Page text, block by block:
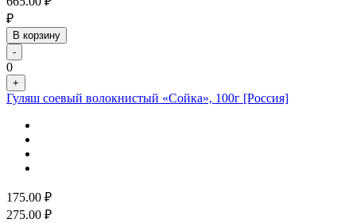
₽
В корзину
-
0
+
Гуляш соевый волокнистый «Сойка», 100г [Россия]
175.00 ₽
275.00 ₽